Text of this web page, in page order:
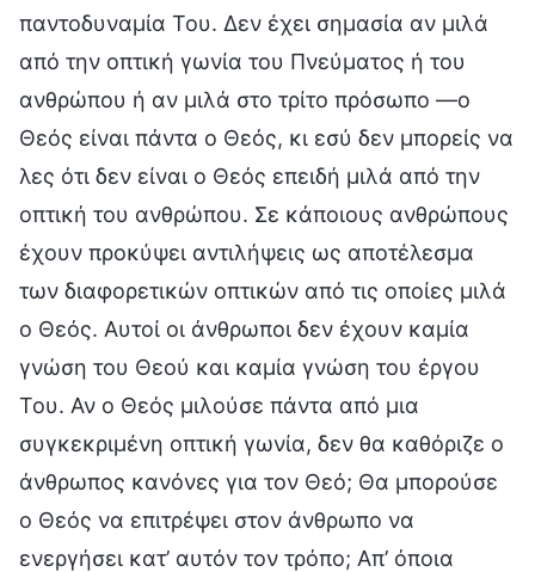
παντοδυναμία Του. Δεν έχει σημασία αν μιλά
από την οπτική γωνία του Πνεύματος ή του
ανθρώπου ή αν μιλά στο τρίτο πρόσωπο —ο
Θεός είναι πάντα ο Θεός, κι εσύ δεν μπορείς να
λες ότι δεν είναι ο Θεός επειδή μιλά από την
οπτική του ανθρώπου. Σε κάποιους ανθρώπους
έχουν προκύψει αντιλήψεις ως αποτέλεσμα
των διαφορετικών οπτικών από τις οποίες μιλά
ο Θεός. Αυτοί οι άνθρωποι δεν έχουν καμία
γνώση του Θεού και καμία γνώση του έργου
Του. Αν ο Θεός μιλούσε πάντα από μια
συγκεκριμένη οπτική γωνία, δεν θα καθόριζε ο
άνθρωπος κανόνες για τον Θεό; Θα μπορούσε
ο Θεός να επιτρέψει στον άνθρωπο να
ενεργήσει κατ’ αυτόν τον τρόπο; Απ’ όποια